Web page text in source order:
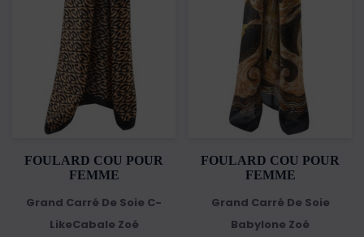
FOULARD COU POUR
FEMME
Grand Carré De Soie C-
LikeCabale Zoé
FOULARD COU POUR
FEMME
Grand Carré De Soie
Babylone Zoé